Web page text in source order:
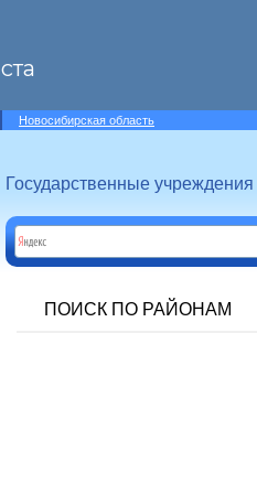
Новосибирская область
Государственные
ПОИСК ПО РАЙОНАМ